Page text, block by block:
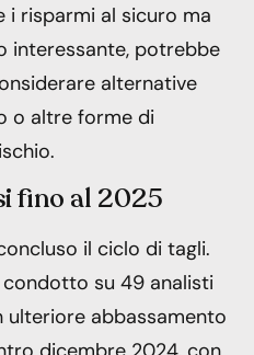
i risparmi al sicuro ma
interessante, potrebbe
alternative
o altre forme di
fino al 2025
il ciclo di tagli.
su 49 analisti
ulteriore abbassamento